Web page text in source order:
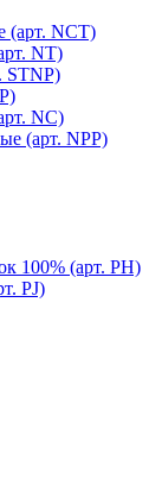
(арт. NCT)
NT)
STNP)
NC)
(арт. NPP)
100% (арт. PH)
PJ)